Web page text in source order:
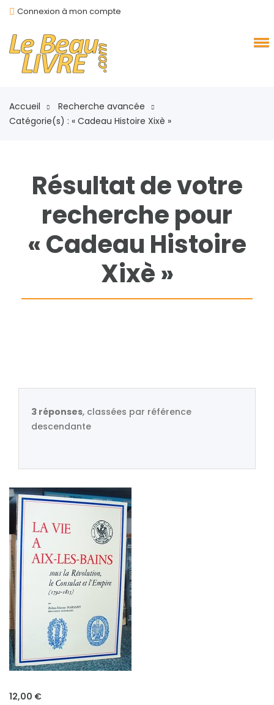
Connexion à mon compte
Accueil
Recherche avancée
Catégorie(s) : « Cadeau Histoire Xixè »
Résultat de votre
recherche pour
« Cadeau Histoire
Xixè »
3 réponses, classées par référence
descendante
12,00 €